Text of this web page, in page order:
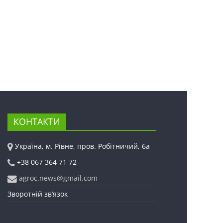
КОНТАКТИ
Україна, м. Рівне, пров. Робітничий, 6а
+38 067 364 71 72
agroc.news@gmail.com
Зворотній зв’язок